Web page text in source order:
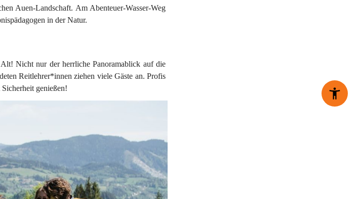
Auen-Landschaft. Am Abenteuer-Wasser-Weg
in der Natur.
Alt! Nicht nur der herrliche Panoramablick auf die
Reitlehrer*innen ziehen viele Gäste an. Profis
genießen!